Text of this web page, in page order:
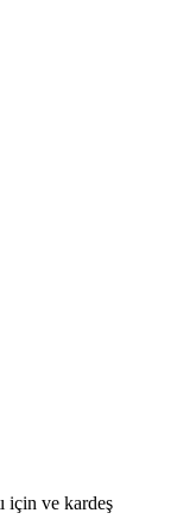
için ve kardeş